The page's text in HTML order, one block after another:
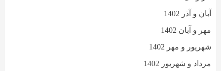
آبان و آذر 1402
مهر و آبان 1402
شهریور و مهر 1402
مرداد و شهریور 1402